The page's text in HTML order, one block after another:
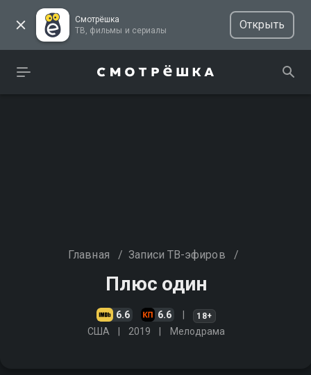
Смотрёшка
ТВ, фильмы и сериалы
Открыть
Главная / Записи ТВ-эфиров /
Плюс один
6.6 6.6 18+
США 2019 Мелодрама